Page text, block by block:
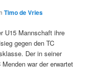
Timo de Vries
U15 Mannschaft ihre
gegen den TC
Der in seiner
war der erwartet